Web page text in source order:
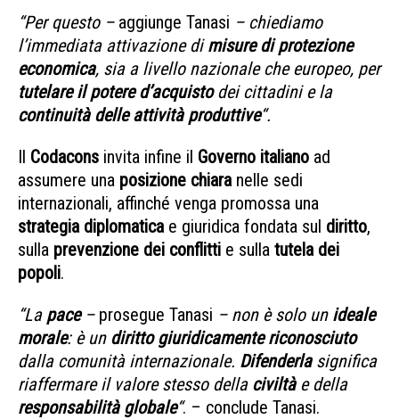
“Per questo – aggiunge Tanasi – chiediamo
l’immediata attivazione dimisure di protezione
economica, sia a livello nazionale che europeo, per
tutelare il potere d’acquistodei cittadini e la
continuità delle attività produttive“.
Il Codacons invita infine il Governo italiano ad
assumere una posizione chiara nelle sedi
internazionali, affinché venga promossa una
strategia diplomatica e giuridica fondata sul diritto,
sulla prevenzione dei conflitti e sulla tutela dei
popoli.
“La pace– prosegue Tanasi – non è solo un ideale
morale: è un diritto giuridicamente riconosciuto
dalla comunità internazionale. Difenderlasignifica
riaffermare il valore stesso della civiltàe della
responsabilità globale“. – conclude Tanasi.